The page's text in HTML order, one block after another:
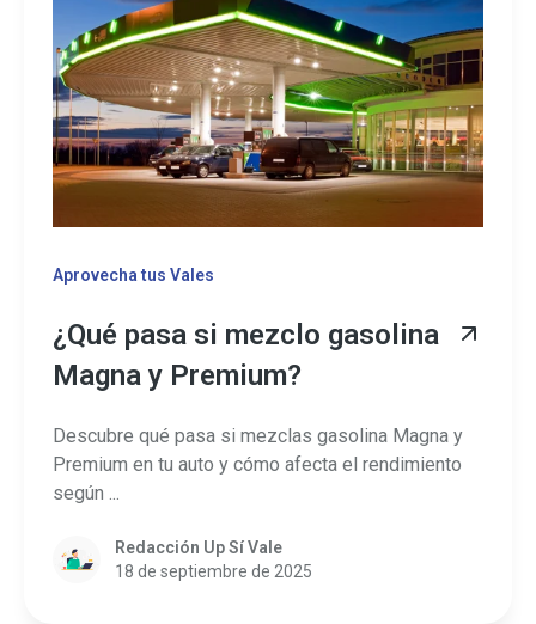
Aprovecha tus Vales
¿Qué pasa si mezclo gasolina
Magna y Premium?
Descubre qué pasa si mezclas gasolina Magna y
Premium en tu auto y cómo afecta el rendimiento
según ...
Redacción Up Sí Vale
18 de septiembre de 2025